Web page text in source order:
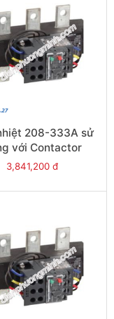
208-333A sử
với Contactor
E400 - Model
3,841,200 đ